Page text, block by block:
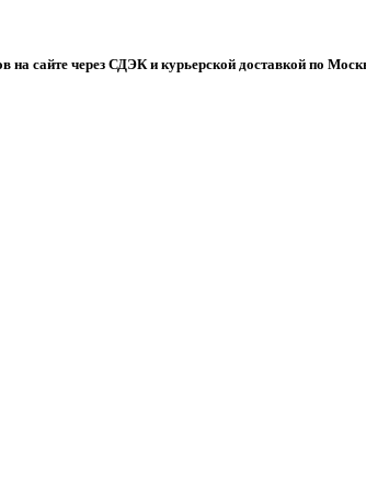
сайте через СДЭК и курьерской доставкой по